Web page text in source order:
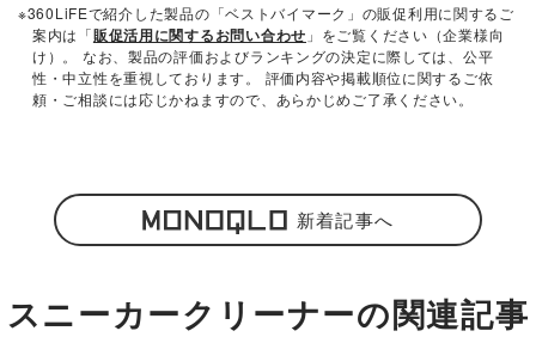
※360LiFEで紹介した製品の「ベストバイマーク」の販促利用に関するご
案内は「販促活用に関するお問い合わせ 」をご覧ください（企業様向
け）。 なお、製品の評価およびランキングの決定に際しては、公平
性・中立性を重視しております。 評価内容や掲載順位に関するご依
頼・ご相談には応じかねますので、あらかじめご了承ください。
新着記事へ
スニーカークリーナーの関連記事